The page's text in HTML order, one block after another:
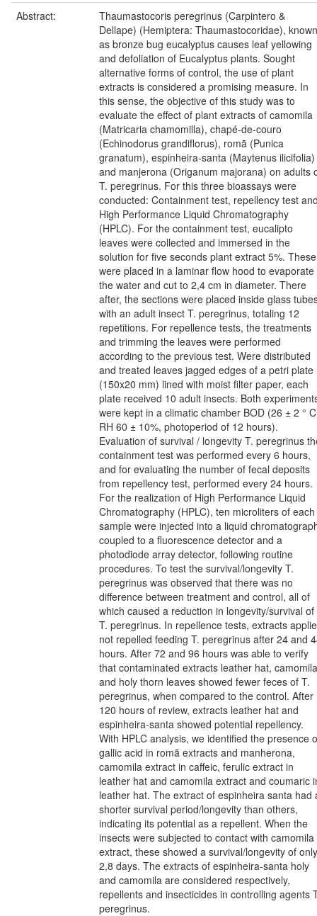
Abstract:
Thaumastocoris peregrinus (Carpintero &
Dellape) (Hemiptera: Thaumastocoridae), known
as bronze bug eucalyptus causes leaf yellowing
and defoliation of Eucalyptus plants. Sought
alternative forms of control, the use of plant
extracts is considered a promising measure. In
this sense, the objective of this study was to
evaluate the effect of plant extracts of camomila
(Matricaria chamomilla), chapé-de-couro
(Echinodorus grandiflorus), romã (Punica
granatum), espinheira-santa (Maytenus ilicifolia)
and manjerona (Origanum majorana) on adults
T. peregrinus. For this three bioassays were
conducted: Containment test, repellency test
High Performance Liquid Chromatography
(HPLC). For the containment test, eucalipto
leaves were collected and immersed in the
solution for five seconds plant extract 5%. These
were placed in a laminar flow hood to evaporate
the water and cut to 2,4 cm in diameter. There
after, the sections were placed inside glass
with an adult insect T. peregrinus, totaling 12
repetitions. For repellence tests, the treatments
and trimming the leaves were performed
according to the previous test. Were distributed
and treated leaves jagged edges of a petri plate
(150x20 mm) lined with moist filter paper, each
plate received 10 adult insects. Both
were kept in a climatic chamber BOD (26 ± 2 °
RH 60 ± 10%, photoperiod of 12 hours).
Evaluation of survival / longevity T. peregrinus
containment test was performed every 6 hours,
and for evaluating the number of fecal deposits
from repellency test, performed every 24 hours.
For the realization of High Performance Liquid
Chromatography (HPLC), ten microliters of each
sample were injected into a liquid
coupled to a fluorescence detector and a
photodiode array detector, following routine
procedures. To test the survival/longevity T.
peregrinus was observed that there was no
difference between treatment and control, all of
which caused a reduction in longevity/survival of
T. peregrinus. In repellence tests, extracts
not repelled feeding T. peregrinus after 24 and
hours. After 72 and 96 hours was able to verify
that contaminated extracts leather hat, camomila
and holy thorn leaves showed fewer feces of T.
peregrinus, when compared to the control. After
120 hours of review, extracts leather hat and
espinheira-santa showed potential repellency.
With HPLC analysis, we identified the presence
gallic acid in romã extracts and manherona,
camomila extract in caffeic, ferulic extract in
leather hat and camomila extract and coumaric
leather hat. The extract of espinheira santa had
shorter survival period/longevity than others,
indicating its potential as a repellent. When the
insects were subjected to contact with camomila
extract, these showed a survival/longevity of only
2,8 days. The extracts of espinheira-santa holy
and camomila are considered respectively,
repellents and insecticides in controlling agents
peregrinus.